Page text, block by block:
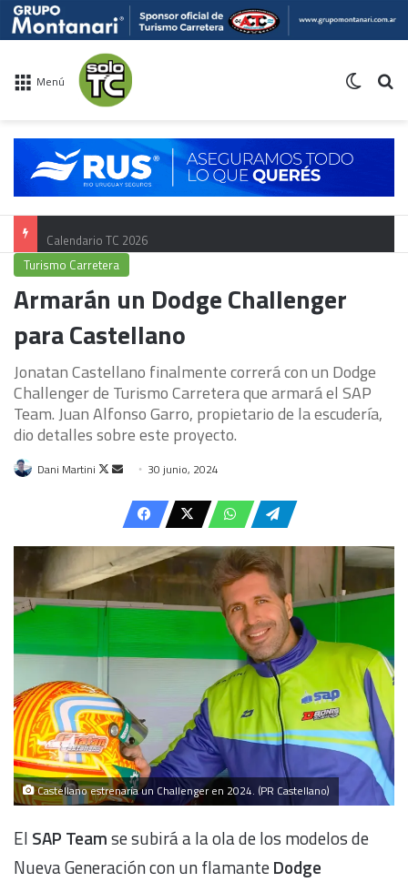
Menú
Calendario TC 2026
Turismo Carretera
Armarán un Dodge Challenger
para Castellano
Jonatan Castellano finalmente correrá con un Dodge
Challenger de Turismo Carretera que armará el SAP
Team. Juan Alfonso Garro, propietario de la escudería,
dio detalles sobre este proyecto.
Dani Martini
Follow
Send
email
30 junio, 2024
Castellano estrenaría un Challenger en 2024. (PR Castellano)
El SAP Teamse subirá a la ola de los modelos de
Nueva Generación con un flamanteDodge